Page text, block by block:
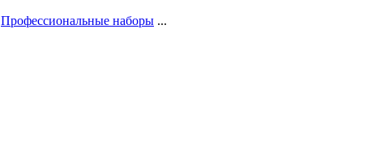
Профессиональные наборы ...